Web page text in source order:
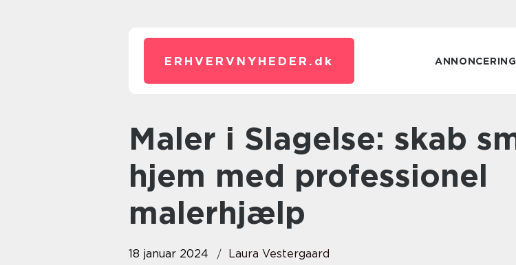
ERHVERVNYHEDER. dk ANNONCERING
Maler i Slagelse: skab smukke
hjem med professionel
malerhjælp
18 januar 2024 Laura Vestergaard